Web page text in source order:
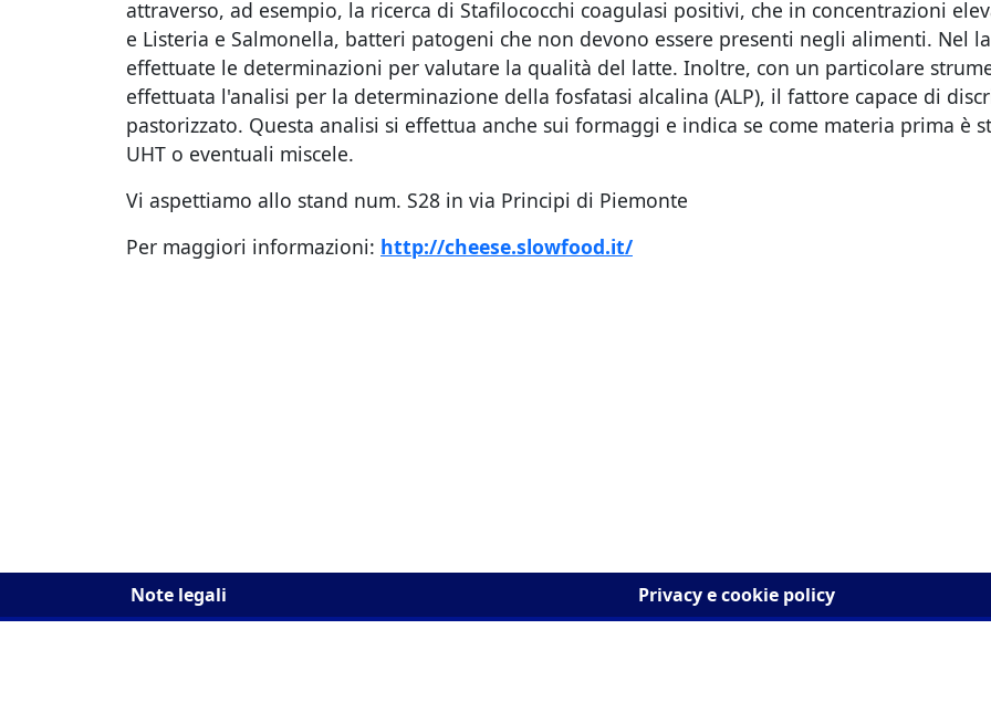
attraverso, ad esempio, la ricerca di Stafilococchi coagulasi positivi, che in concentrazioni
e Listeria e Salmonella, batteri patogeni che non devono essere presenti negli alimenti. Nel
effettuate le determinazioni per valutare la qualità del latte. Inoltre, con un particolare
effettuata l'analisi per la determinazione della fosfatasi alcalina (ALP), il fattore capace di
pastorizzato. Questa analisi si effettua anche sui formaggi e indica se come materia prima è
UHT o eventuali miscele.
Vi aspettiamo allo stand num. S28 in via Principi di Piemonte
Per maggiori informazioni: http://cheese.slowfood.it/
Note legali Privacy e cookie policy